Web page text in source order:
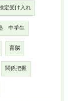
定受け入れ
中学生
育脳
関係把握